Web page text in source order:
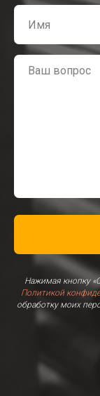
Нажимая кнопку
Политикой
обработку моих